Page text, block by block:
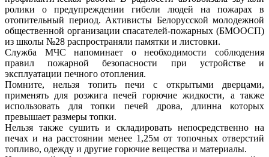
ролики о предупреждении гибели людей на пожарах в
отопительный период. Активисты Белорусской молодежной
общественной организации спасателей-пожарных (БМООСП)
из школы №28 распространяли памятки и листовки.
Служба МЧС напоминает о необходимости соблюдения
правил пожарной безопасности при устройстве и
эксплуатации печного отопления.
Помните, нельзя топить печи с открытыми дверцами,
применять для розжига печей горючие жидкости, а также
использовать для топки печей дрова, длинна которых
превышает размеры топки.
Нельзя также сушить и складировать непосредственно на
печах и на расстоянии менее 1,25м от топочных отверстий
топливо, одежду и другие горючие вещества и материалы.